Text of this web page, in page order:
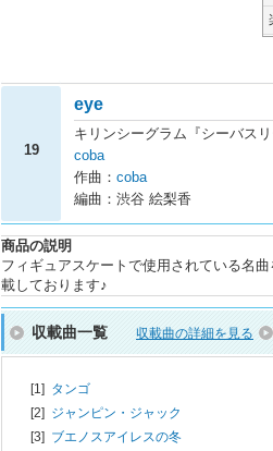
19
eye
キリンシーグラム『シーバス
coba
作曲： coba
編曲：渋谷 絵梨香
商品の説明
フィギュアスケートで使用されている名
載しております♪
収載曲一覧 収載曲の詳細を見る
[1] タンゴ
[2] ジャンピン・ジャック
[3] ブエノスアイレスの冬